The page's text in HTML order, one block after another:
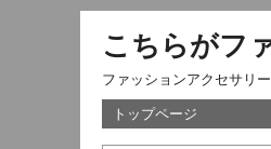
こちらがフ
ファッションアクセサリ
トップページ